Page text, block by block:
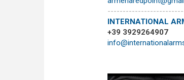
INTERNATIONAL
+39 3929264907